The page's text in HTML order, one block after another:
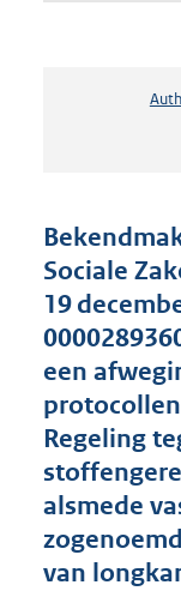
Sociale
19
een
Regeling
alsmede
van